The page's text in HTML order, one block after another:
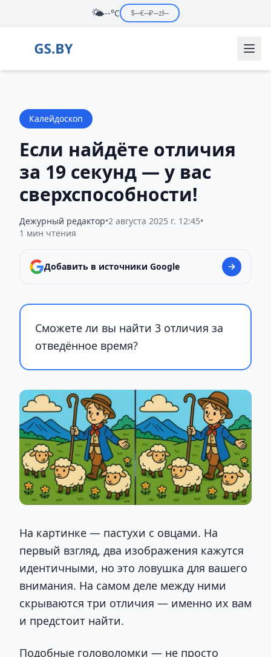
🌤️--°C $--€--₽--zł--
Калейдоскоп
Если найдёте отличия
за 19 секунд — у вас
сверхспособности!
Дежурный редактор•2 августа 2025 г. 12:45•
1 мин чтения
Добавить в источники Google
Сможете ли вы найти 3 отличия за
отведённое время?
На картинке — пастухи с овцами. На
первый взгляд, два изображения кажутся
идентичными, но это ловушка для вашего
внимания. На самом деле между ними
скрываются три отличия — именно их вам
и предстоит найти.
Подобные головоломки — не просто